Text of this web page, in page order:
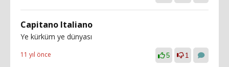
Capitano Italiano
Ye kürküm ye dünyası
11 yıl önce 5 1